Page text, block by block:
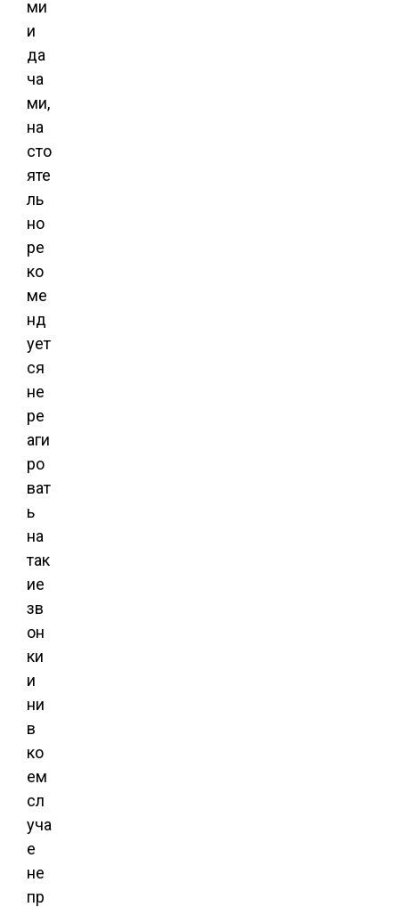
ми
и
да
ча
ми,
на
сто
яте
ль
но
ре
ко
ме
нд
ует
ся
не
ре
аги
ро
ват
ь
на
так
ие
зв
он
ки
и
ни
в
ко
ем
сл
уча
е
не
пр